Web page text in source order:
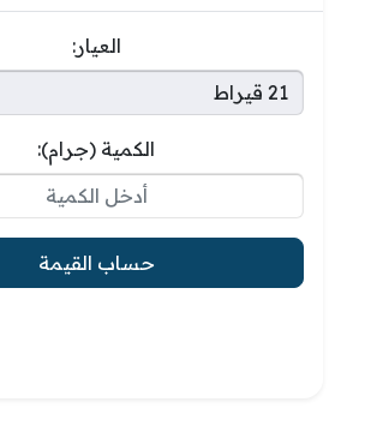
العيار:
الكمية (جرام):
حساب القيمة